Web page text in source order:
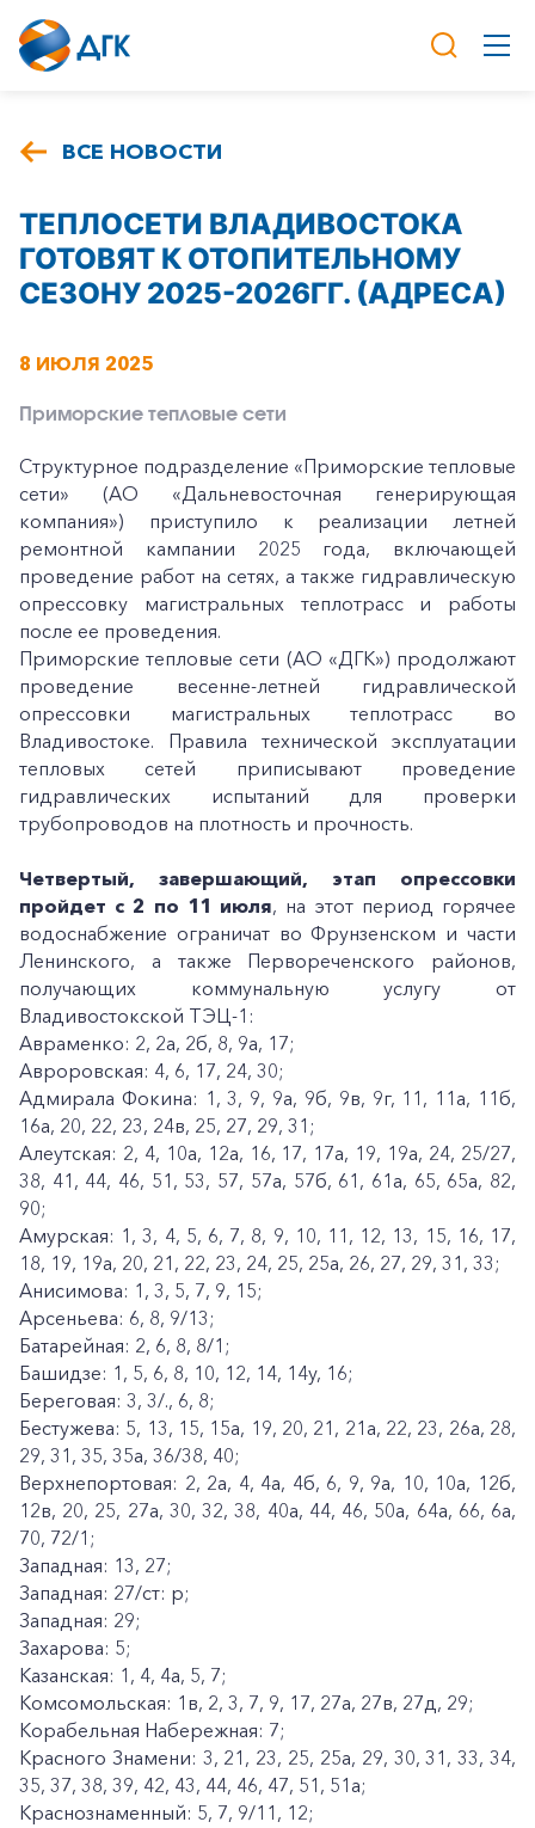
ВСЕ НОВОСТИ
ТЕПЛОСЕТИ ВЛАДИВОСТОКА
ГОТОВЯТ К ОТОПИТЕЛЬНОМУ
СЕЗОНУ 2025-2026ГГ. (АДРЕСА)
8 ИЮЛЯ 2025
Приморские тепловые сети
Структурное подразделение «Приморские тепловые
сети» (АО «Дальневосточная генерирующая
компания») приступило к реализации летней
ремонтной кампании 2025 года, включающей
проведение работ на сетях, а также гидравлическую
опрессовку магистральных теплотрасс и работы
после ее проведения.
Приморские тепловые сети (АО «ДГК») продолжают
проведение весенне-летней гидравлической
опрессовки магистральных теплотрасс во
Владивостоке. Правила технической эксплуатации
тепловых сетей приписывают проведение
гидравлических испытаний для проверки
трубопроводов на плотность и прочность.
Четвертый, завершающий, этап опрессовки
пройдет с 2 по 11 июля, на этот период горячее
водоснабжение ограничат во Фрунзенском и части
Ленинского, а также Первореченского районов,
получающих коммунальную услугу от
Владивостокской ТЭЦ-1:
Авраменко: 2, 2а, 2б, 8, 9а, 17;
Авроровская: 4, 6, 17, 24, 30;
Адмирала Фокина: 1, 3, 9, 9а, 9б, 9в, 9г, 11, 11а, 11б,
16а, 20, 22, 23, 24в, 25, 27, 29, 31;
Алеутская: 2, 4, 10а, 12а, 16, 17, 17а, 19, 19а, 24, 25/27,
38, 41, 44, 46, 51, 53, 57, 57а, 57б, 61, 61а, 65, 65а, 82,
90;
Амурская: 1, 3, 4, 5, 6, 7, 8, 9, 10, 11, 12, 13, 15, 16, 17,
18, 19, 19а, 20, 21, 22, 23, 24, 25, 25а, 26, 27, 29, 31, 33;
Анисимова: 1, 3, 5, 7, 9, 15;
Арсеньева: 6, 8, 9/13;
Батарейная: 2, 6, 8, 8/1;
Башидзе: 1, 5, 6, 8, 10, 12, 14, 14у, 16;
Береговая: 3, 3/., 6, 8;
Бестужева: 5, 13, 15, 15а, 19, 20, 21, 21а, 22, 23, 26а, 28,
29, 31, 35, 35а, 36/38, 40;
Верхнепортовая: 2, 2а, 4, 4а, 4б, 6, 9, 9а, 10, 10а, 12б,
12в, 20, 25, 27а, 30, 32, 38, 40а, 44, 46, 50а, 64а, 66, 6а,
70, 72/1;
Западная: 13, 27;
Западная: 27/ст: р;
Западная: 29;
Захарова: 5;
Казанская: 1, 4, 4а, 5, 7;
Комсомольская: 1в, 2, 3, 7, 9, 17, 27а, 27в, 27д, 29;
Корабельная Набережная: 7;
Красного Знамени: 3, 21, 23, 25, 25а, 29, 30, 31, 33, 34,
35, 37, 38, 39, 42, 43, 44, 46, 47, 51, 51а;
Краснознаменный: 5, 7, 9/11, 12;